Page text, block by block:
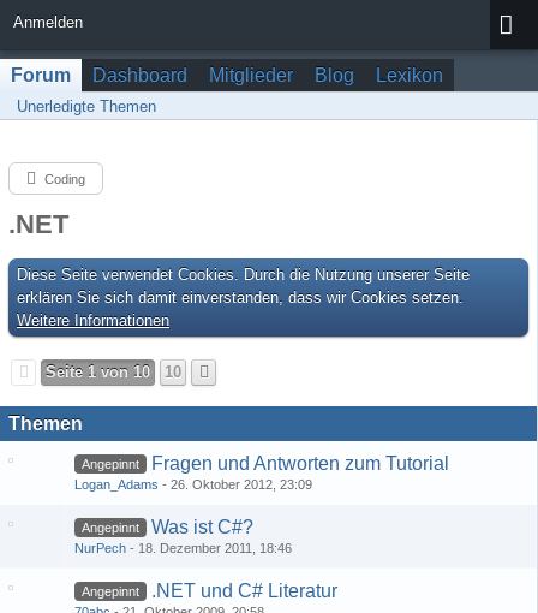
Anmelden
Forum Dashboard Mitglieder Blog Lexikon
Unerledigte Themen
Coding
.NET
Diese Seite verwendet Cookies. Durch die Nutzung unserer Seite
erklären Sie sich damit einverstanden, dass wir Cookies setzen.
Weitere Informationen
Seite 1 von 10 10
Themen
Angepinnt Fragen und Antworten zum Tutorial
Logan_Adams 26. Oktober 2012, 23:09
Angepinnt Was ist C#?
NurPech 18. Dezember 2011, 18:46
Angepinnt .NET und C# Literatur